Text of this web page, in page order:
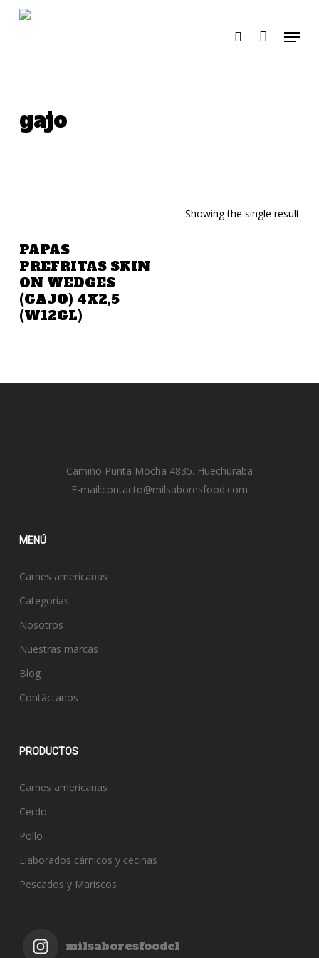
search Menu
gajo
Showing the single result
Añadir A La Cotización
PAPAS
PREFRITAS SKIN
ON WEDGES
(GAJO) 4X2,5
(W12GL)
Camino Punta Mocha 4835. Huechuraba
E-mail:contacto@milsaboresfood.com
MENÚ
Carnes americanas
Categorías
Nosotros
Nuestras marcas
Blog
Contáctanos
PRODUCTOS
Carnes americanas
Cerdo
Pollo
Elaborados cárnicos y cecinas
Pescados y Mariscos
milsaboresfoodcl